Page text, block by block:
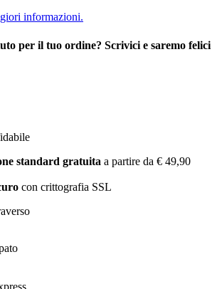
informazioni.
per il tuo ordine? Scrivici e saremo felici
standard gratuita a partire da € 49,90
con crittografia SSL